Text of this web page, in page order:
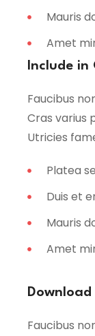
Mauris
Amet
Include in
Faucibus
Cras varius
Utricies
Platea
Duis et
Mauris
Amet
Download
Faucibus